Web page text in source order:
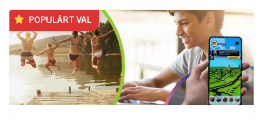
POPULÄRT VAL